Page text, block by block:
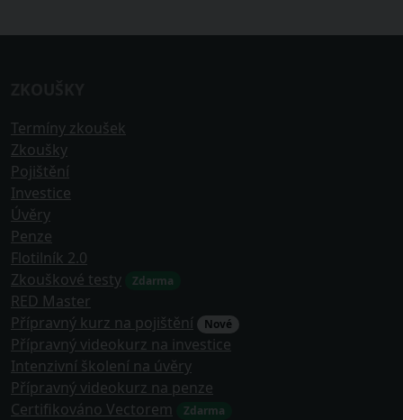
Termíny zkoušek
Zkoušky
Pojištění
Investice
Úvěry
Penze
Flotilník 2.0
Zkouškové testy
Zdarma
RED Master
Přípravný kurz na pojištění
Nové
Přípravný videokurz na investice
Intenzivní školení na úvěry
Přípravný videokurz na penze
Certifikováno Vectorem
Zdarma